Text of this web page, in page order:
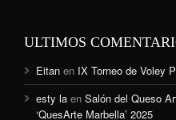
ULTIMOS
Eitan en IX Torneo de Voley
esty la en Salón del Queso
‘QuesArte Marbella’ 2025